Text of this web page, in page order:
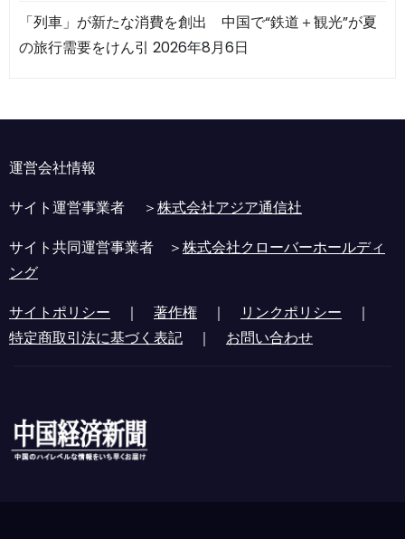
「列車」が新たな消費を創出 中国で“鉄道＋観光”が夏
の旅行需要をけん引 2026年8月6日
運営会社情報
サイト運営事業者 ＞株式会社アジア通信社
サイト共同運営事業者 ＞株式会社クローバーホールディ
ング
サイトポリシー ｜ 著作権 ｜ リンクポリシー ｜
特定商取引法に基づく表記 ｜ お問い合わせ